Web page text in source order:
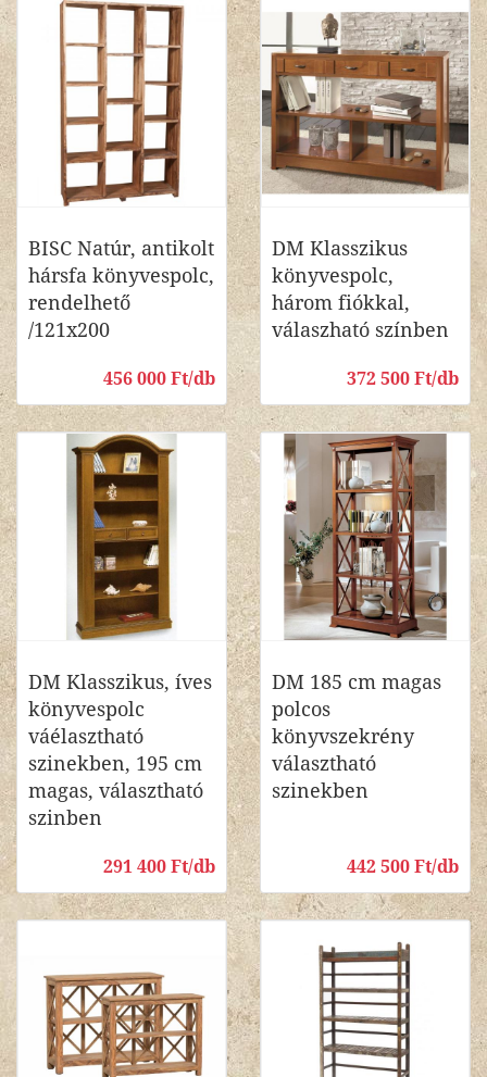
BISC Natúr, antikolt
hársfa könyvespolc,
rendelhető
/121x200
456 000 Ft/db
DM Klasszikus
könyvespolc,
három fiókkal,
válaszható színben
372 500 Ft/db
DM Klasszikus, íves
könyvespolc
váélasztható
szinekben, 195 cm
magas, választható
szinben
291 400 Ft/db
DM 185 cm magas
polcos
könyvszekrény
választható
szinekben
442 500 Ft/db